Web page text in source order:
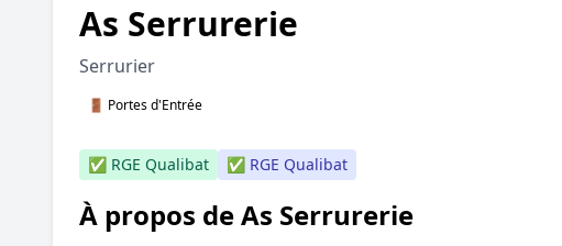
As Serrurerie
Serrurier
🚪 Portes d'Entrée
✅ RGE Qualibat ✅ RGE Qualibat
À propos de As Serrurerie